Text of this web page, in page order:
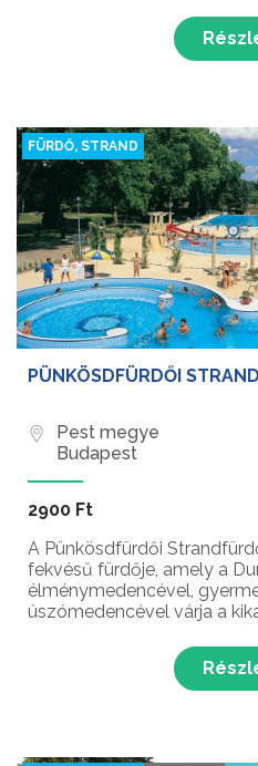
alkalmas mozgásszervi és
FÜRDŐ, STRAND
PÜNKÖSDFÜRDŐI
Pest megye
Budapest
2900 Ft
A Pünkösdfürdői
fekvésű fürdője, amely a
élménymedencével,
úszómedencével várja a